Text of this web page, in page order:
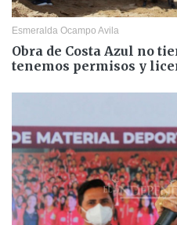
Esmeralda Ocampo Avila
Obra de Costa Azul no
tenemos permisos y